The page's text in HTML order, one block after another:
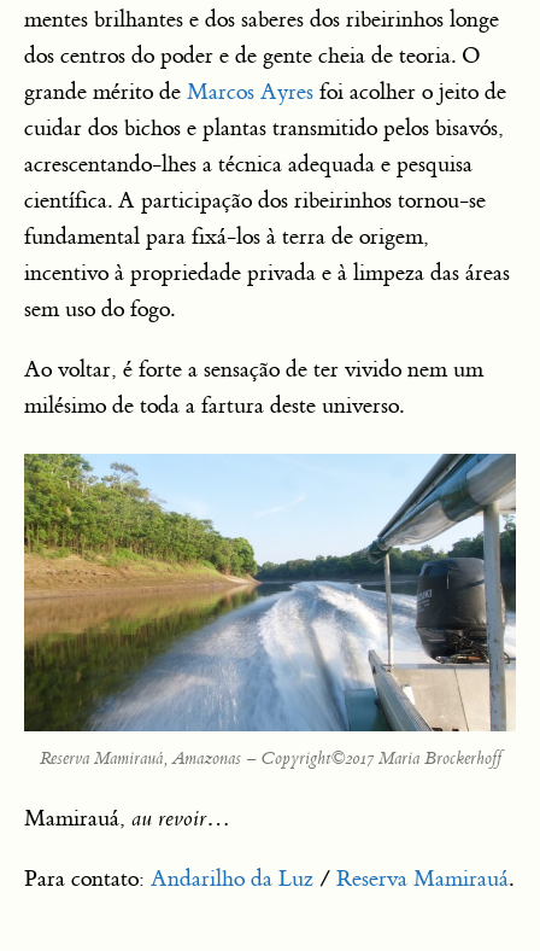
mentes brilhantes e dos saberes dos ribeirinhos longe
dos centros do poder e de gente cheia de teoria. O
grande mérito de Marcos Ayres foi acolher o jeito de
cuidar dos bichos e plantas transmitido pelos bisavós,
acrescentando-lhes a técnica adequada e pesquisa
científica. A participação dos ribeirinhos tornou-se
fundamental para fixá-los à terra de origem,
incentivo à propriedade privada e à limpeza das áreas
sem uso do fogo.
Ao voltar, é forte a sensação de ter vivido nem um
milésimo de toda a fartura deste universo.
Reserva Mamirauá, Amazonas – Copyright©2017 Maria Brockerhoff
Mamirauá, au revoir…
Para contato: Andarilho da Luz / Reserva Mamirauá.